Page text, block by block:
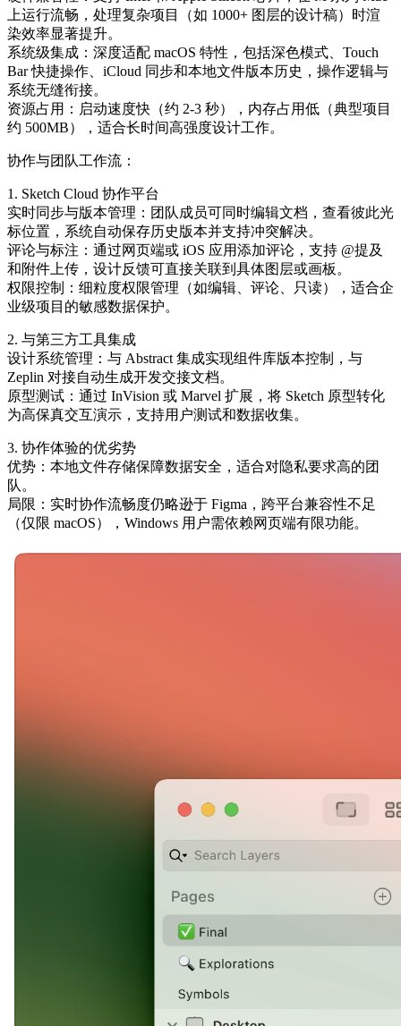
上运行流畅，处理复杂项目（如 1000+ 图层的设计稿）时渲
染效率显著提升。
系统级集成：深度适配 macOS 特性，包括深色模式、Touch
Bar 快捷操作、iCloud 同步和本地文件版本历史，操作逻辑与
系统无缝衔接。
资源占用：启动速度快（约 2-3 秒），内存占用低（典型项目
约 500MB），适合长时间高强度设计工作。
协作与团队工作流：
1. Sketch Cloud 协作平台
实时同步与版本管理：团队成员可同时编辑文档，查看彼此光
标位置，系统自动保存历史版本并支持冲突解决。
评论与标注：通过网页端或 iOS 应用添加评论，支持 @提及
和附件上传，设计反馈可直接关联到具体图层或画板。
权限控制：细粒度权限管理（如编辑、评论、只读），适合企
业级项目的敏感数据保护。
2. 与第三方工具集成
设计系统管理：与 Abstract 集成实现组件库版本控制，与
Zeplin 对接自动生成开发交接文档。
原型测试：通过 InVision 或 Marvel 扩展，将 Sketch 原型转化
为高保真交互演示，支持用户测试和数据收集。
3. 协作体验的优劣势
优势：本地文件存储保障数据安全，适合对隐私要求高的团
队。
局限：实时协作流畅度仍略逊于 Figma，跨平台兼容性不足
（仅限 macOS），Windows 用户需依赖网页端有限功能。